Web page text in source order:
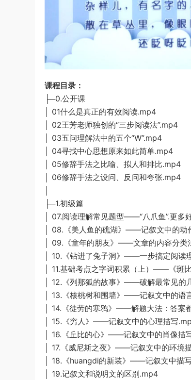
课程目录：
├─0.公开课
│ 01什么是真正的有效阅读.mp4
│ 02王芳老师独创的“三步阅读法”.mp4
│ 03五问理解法中的五个“W”.mp4
│ 04寻找中心思想原来如此简单.mp4
│ 05修辞手法之比喻、拟人和排比.mp4
│ 06修辞手法之设问、反问和夸张.mp4
├─1.初级篇
│ 07.阅读理解常见题型——“八爪鱼”.更
│ 08.《美人鱼的礁湖》——记叙文中的动
│ 09.《童年的朋友》——文章的内容分类
│ 10.《钻进了兔子洞》——一步搞定阅读
│ 11.基础考点之字词积累（上）——《斑
│ 12.《列那狐的故事》——破解最常见的
│ 13.《核桃树和围墙》——记叙文中的语
│ 14.《徒劳的寒鸦》——解题大法：答案
│ 15.《穷人》——记叙文中的心理描写
│ 16.《丘比的心》——记叙文中的肖像描
│ 17.《威尼斯之夜》——记叙文中的环境
│ 18.《huangdi的新装》——记叙文中描
│ 19.记叙文和说明文的区别.mp4